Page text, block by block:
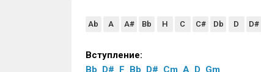
Ab A A# Bb H C C# Db D D#
Вступление:
Bb D# F Bb D# Cm A D Gm